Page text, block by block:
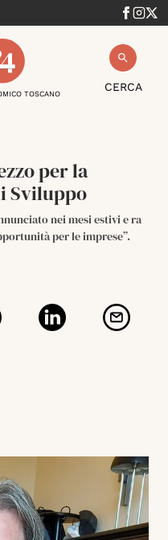
CERCA
TOSCANO
per la
Sviluppo
nei mesi estivi e ra
per le imprese”.